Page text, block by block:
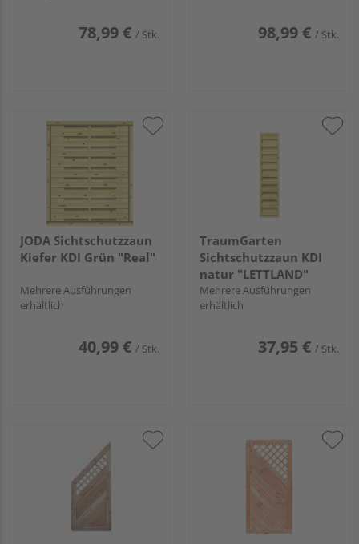
78,99 € / Stk. 98,99 € / Stk.
JODA Sichtschutzzaun
Kiefer KDI Grün "Real"
Mehrere Ausführungen
erhältlich
40,99 € / Stk.
TraumGarten
Sichtschutzzaun KDI
natur "LETTLAND"
Mehrere Ausführungen
erhältlich
37,95 € / Stk.